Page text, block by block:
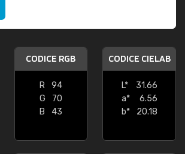
CODICE RGB
R
94
G
70
B
43
CODICE CIELAB
L*
31.66
a*
6.56
b*
20.18